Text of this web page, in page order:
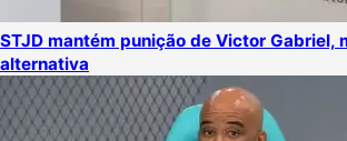
STJD mantém punição de Victor Gabriel,
alternativa